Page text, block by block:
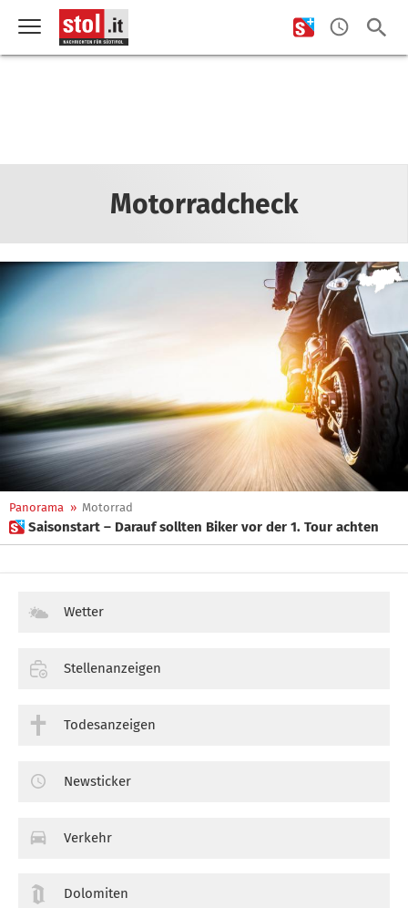
Motorradcheck
Panorama » Motorrad
 Saisonstart – Darauf sollten Biker vor der 1. Tour achten
Wetter
Stellenanzeigen
Todesanzeigen
Newsticker
Verkehr
Dolomiten